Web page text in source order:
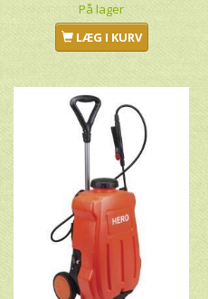
På lager
LÆG I KURV